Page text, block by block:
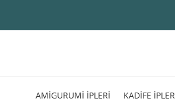
AMİGURUMİ İPLERİ KADİFE İPLER